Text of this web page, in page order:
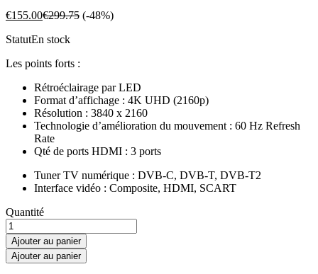
€155.00€299.75 (-48%)
StatutEn stock
Les points forts :
Rétroéclairage par LED
Format d’affichage : 4K UHD (2160p)
Résolution : 3840 x 2160
Technologie d’amélioration du mouvement : 60 Hz Refresh
Rate
Qté de ports HDMI : 3 ports
Tuner TV numérique : DVB-C, DVB-T, DVB-T2
Interface vidéo : Composite, HDMI, SCART
CONTINENTAL
EDISON
TV
LED
4
Quantité
Ajouter au panier
Ajouter au panier